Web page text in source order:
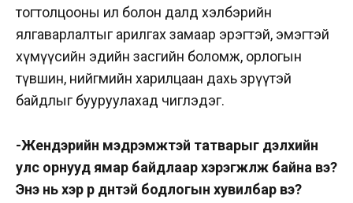
тогтолцооны ил болон далд хэлбэрийн
ялгаварлалтыг арилгах замаар эрэгтэй, эмэгтэй
хүмүүсийн эдийн засгийн боломж, орлогын
түвшин, нийгмийн харилцаан дахь зөрүүтэй
байдлыг бууруулахад чиглэдэг.
-Жендэрийн мэдрэмжтэй татварыг дэлхийн
улс орнууд ямар байдлаар хэрэгжүүлж байна вэ?
Энэ нь хэр үр дүнтэй бодлогын хувилбар вэ?